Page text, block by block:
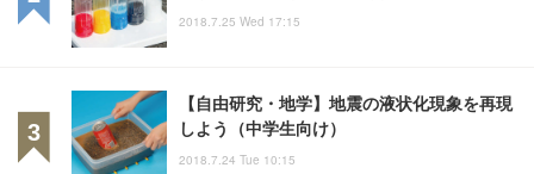
2018.7.25 Wed 17:15
【自由研究・地学】地震の液状化現象を再現
しよう（中学生向け）
2018.7.24 Tue 10:15